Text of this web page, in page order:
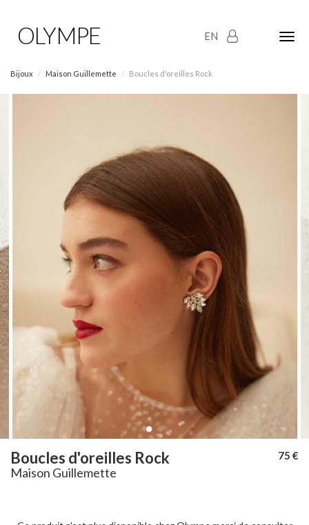
EN
OLYMPE
Bijoux Maison Guillemette Boucles d'oreilles Rock
Boucles d'oreilles Rock 75 €
Maison Guillemette